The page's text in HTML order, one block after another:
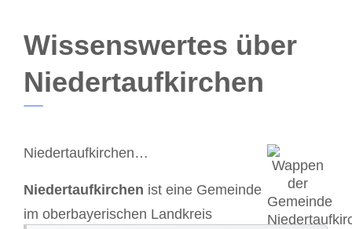
Wissenswertes über
Niedertaufkirchen
Niedertaufkirchen…
Niedertaufkirchen ist eine Gemeinde
im oberbayerischen Landkreis